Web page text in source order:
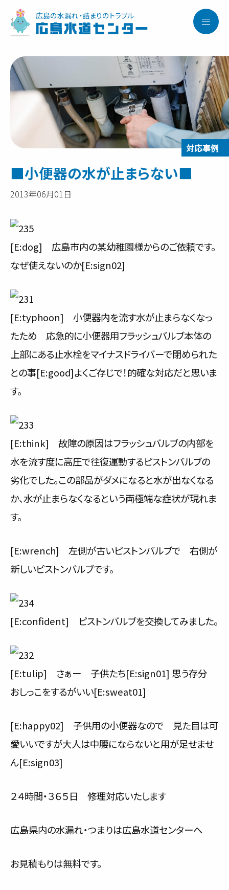
広島の水漏れ・詰まりのトラブル
広島水道センター
サービス内容と料金事例
料金一覧
対応事例
ご利用の流れ
対応エリア
■小便器の水が止まらない■
2013年06月01日
[E:dog] 広島市内の某幼稚園様からのご依頼です。
なぜ使えないのか[E:sign02]
[E:typhoon] 小便器内を流す水が止まらなくなっ
たため 応急的に小便器用フラッシュバルブ本体の
上部にある止水栓をマイナスドライバーで閉められた
との事[E:good]よくご存じで！的確な対応だと思いま
す。
[E:think] 故障の原因はフラッシュバルブの内部を
水を流す度に高圧で往復運動するピストンバルブの
劣化でした。この部品がダメになると水が出なくなる
か、水が止まらなくなるという両極端な症状が現れま
す。
[E:wrench] 左側が古いピストンバルブで 右側が
新しいピストンバルブです。
[E:confident] ピストンバルブを交換してみました。
[E:tulip] さぁー 子供たち[E:sign01] 思う存分
おしっこをするがいい[E:sweat01]
[E:happy02] 子供用の小便器なので 見た目は可
愛いいですが大人は中腰にならないと用が足せませ
ん[E:sign03]
２４時間・３６５日 修理対応いたします
広島県内の水漏れ・つまりは広島水道センターへ
お見積もりは無料です。